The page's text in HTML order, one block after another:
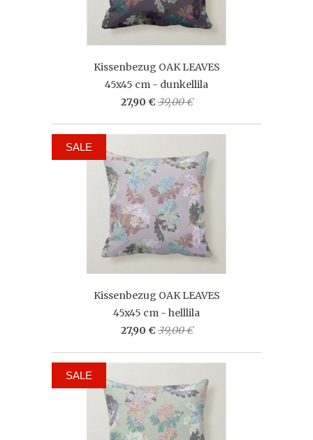
Kissenbezug OAK LEAVES
45x45 cm - dunkellila
27,90 €39,00 €
Kissenbezug OAK LEAVES
45x45 cm - helllila
27,90 €39,00 €
SALE
SALE